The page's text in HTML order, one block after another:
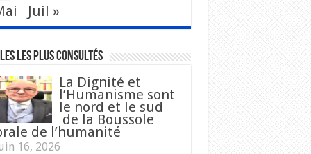
Juil »
les plus consultés
La Dignité et
l’Humanisme sont
le nord et le sud
de la Boussole
de l’humanité
16, 2026